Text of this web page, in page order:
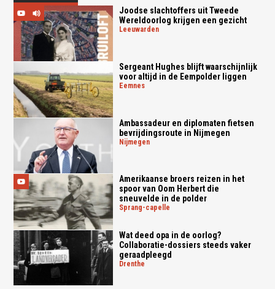
Joodse slachtoffers uit Tweede
Wereldoorlog krijgen een gezicht
leeuwarden
Sergeant Hughes blijft waarschijnlijk
voor altijd in de Eempolder liggen
eemnes
Ambassadeur en diplomaten fietsen
bevrijdingsroute in Nijmegen
nijmegen
Amerikaanse broers reizen in het
spoor van Oom Herbert die
sneuvelde in de polder
sprang-capelle
Wat deed opa in de oorlog?
Collaboratie-dossiers steeds vaker
geraadpleegd
drenthe